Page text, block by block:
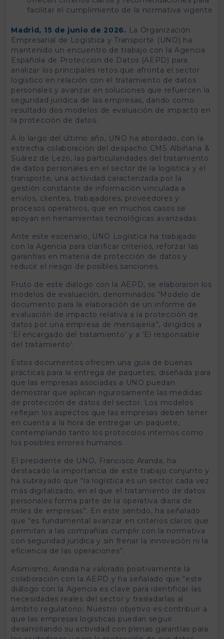
facilitar el cumplimiento de la normativa vigente
Madrid, 15 de junio de 2026. La Organización
Empresarial de Logística y Transporte (UNO) ha
mantenido un encuentro de trabajo con la Agencia
Española de Protección de Datos (AEPD) para
analizar los principales retos que afronta el sector
logístico en relación con el tratamiento de datos
personales y avanzar en soluciones que refuercen la
seguridad jurídica de las empresas, dando como
resultado dos modelos de evaluación de impacto en
la protección de datos.
A lo largo del último año, UNO ha abordado, con la
estrecha colaboración del despacho CMS Albiñana &
Suárez de Lezo, las particularidades del tratamiento
de datos personales en el sector de la logística y el
transporte, una actividad caracterizada por la
gestión constante de información vinculada a
envíos, clientes, trabajadores, proveedores y
procesos operativos, que en muchos casos se
apoyan en herramientas tecnológicas avanzadas.
Ante este escenario, UNO Logística ha trabajado
con la Agencia para clarificar criterios, reforzar las
garantías en materia de protección de datos y
reducir el riesgo de posibles sanciones.
Fruto de este diálogo con la AEPD, se elaboraron los
modelos de evaluación, denominados “Modelo de
documento para la elaboración de un informe de
evaluación de impacto relativa a la protección de
datos por una empresa de mensajería”, dirigidos a
‘El encargado del tratamiento’ y a ‘El responsable
del tratamiento’.
Estos documentos ofrecen una guía de buenas
prácticas para la entrega de paquetes, diseñada para
que las empresas asociadas a UNO puedan
demostrar que aplican rigurosamente las medidas
de protección de datos del sector. Los modelos
reflejan los aspectos que las empresas deben tener
en cuenta a la hora de entregar un paquete,
contemplando tanto los protocolos internos como
los posibles errores humanos.
El presidente de UNO, Francisco Aranda, ha
destacado la importancia de este trabajo conjunto y
ha subrayado que “la logística es un sector cada vez
más digitalizado, en el que el tratamiento de datos
personales forma parte de la operativa diaria de
miles de empresas”. En este sentido, ha señalado
que “es fundamental avanzar en criterios claros que
permitan a las compañías cumplir con la normativa
con seguridad jurídica y sin frenar la innovación ni la
eficiencia de las operaciones”.
Asimismo, Aranda ha valorado positivamente la
colaboración con la AEPD y ha señalado que “este
diálogo con la Agencia es clave para identificar las
necesidades reales del sector y trasladarlas al
ámbito regulatorio. Nuestro objetivo es contribuir a
que las empresas logísticas puedan seguir
desarrollando su actividad con plenas garantías para